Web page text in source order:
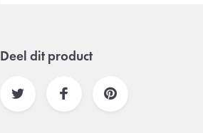
Deel dit product